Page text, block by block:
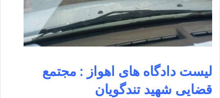
لیست دادگاه های اهواز : مجتمع
قضایی شهید تندگویان